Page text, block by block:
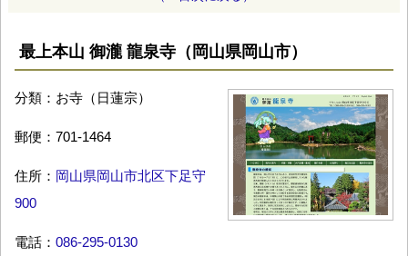
最上本山 御瀧 龍泉寺（岡山県岡山市）
分類：お寺（日蓮宗）
郵便：701-1464
住所： 岡山県岡山市北区下足守
900
電話： 086-295-0130